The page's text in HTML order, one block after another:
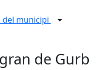
del municipi
de Gurb